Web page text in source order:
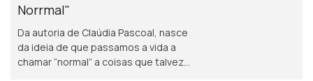
Norrmal"
Da autoria de Claúdia Pascoal, nasce
da ideia de que passamos a vida a
chamar “normal” a coisas que talvez